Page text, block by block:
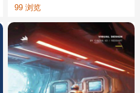
99 浏览